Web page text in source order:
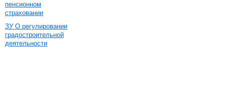
пенсионном
страховании
ЗУ О регулировании
градостроительной
деятельности